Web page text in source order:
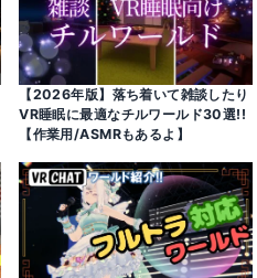
【2026年版】落ち着いて雑談したり
VR睡眠に最適なチルワールド30選!!
【作業用/ASMRもあるよ】